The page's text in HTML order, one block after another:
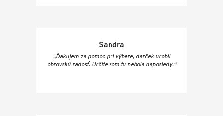
Sandra
„Ďakujem za pomoc pri výbere, darček urobil
obrovskú radosť. Určite som tu nebola naposledy.“